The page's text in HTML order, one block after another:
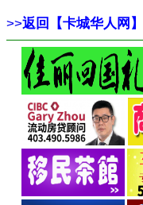
>>返回【卡城华人网